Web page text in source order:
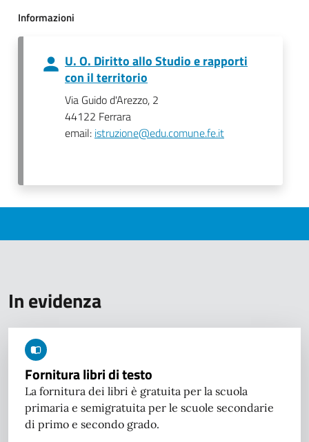
Informazioni
U. O. Diritto allo Studio e rapporti
con il territorio
Via Guido d'Arezzo, 2
44122 Ferrara
email: istruzione@edu.comune.fe.it
In evidenza
Fornitura libri di testo
La fornitura dei libri è gratuita per la scuola
primaria e semigratuita per le scuole secondarie
di primo e secondo grado.